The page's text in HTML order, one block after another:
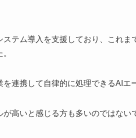
テム導入を支援しており、これま
連携して自律的に処理できるAIエ
高いと感じる方も多いのではない